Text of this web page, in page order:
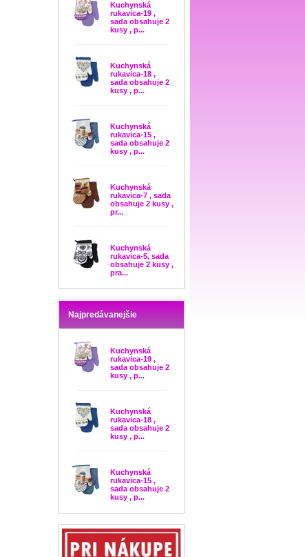
Kuchynská
rukavica-19 ,
sada obsahuje 2
kusy , p...
Kuchynská
rukavica-18 ,
sada obsahuje 2
kusy , p...
Kuchynská
rukavica-15 ,
sada obsahuje 2
kusy , p...
Kuchynská
rukavica-7 , sada
obsahuje 2 kusy ,
pr...
Kuchynská
rukavica-5, sada
obsahuje 2 kusy ,
pra...
Najpredávanejšie
Kuchynská
rukavica-19 ,
sada obsahuje 2
kusy , p...
Kuchynská
rukavica-18 ,
sada obsahuje 2
kusy , p...
Kuchynská
rukavica-15 ,
sada obsahuje 2
kusy , p...